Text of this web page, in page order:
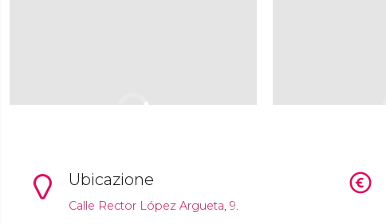
Ubicazione
Calle Rector López Argueta, 9.